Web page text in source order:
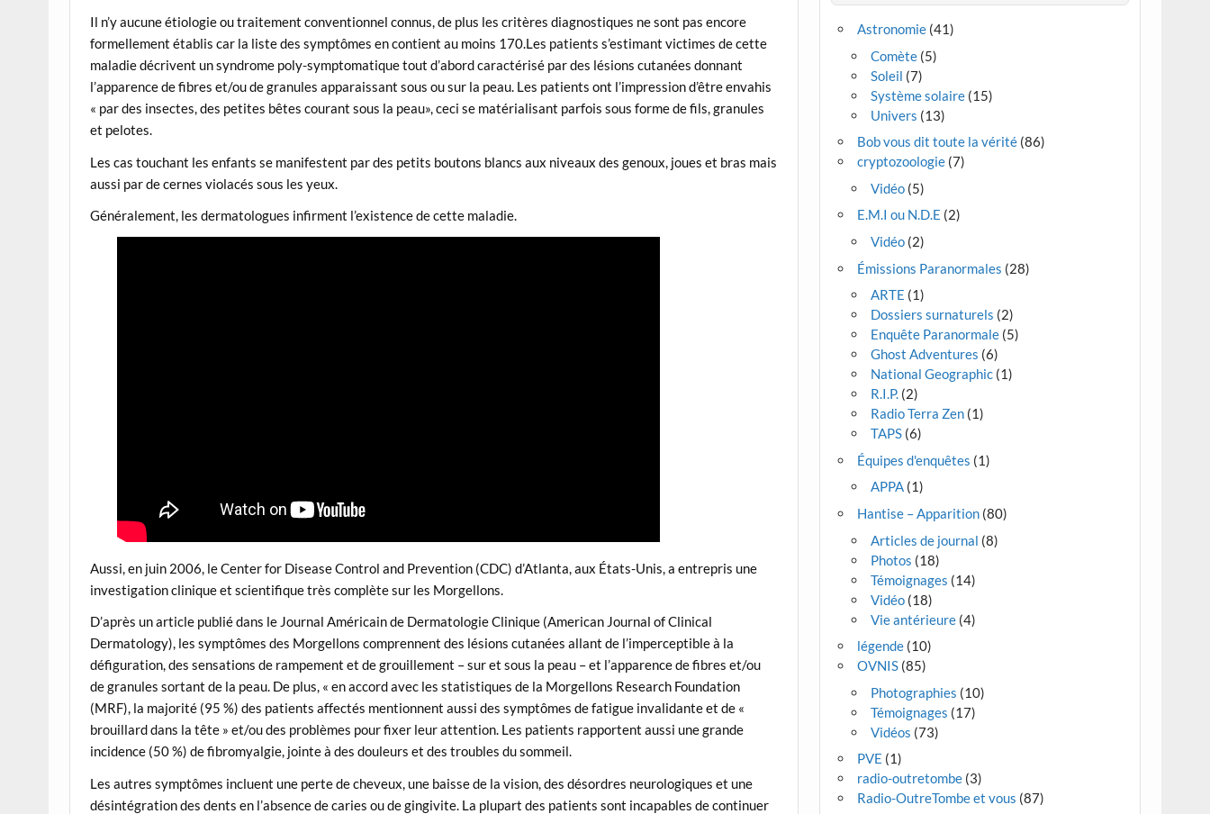
Il n’y aucune étiologie ou traitement conventionnel connus, de plus les critères diagnostiques ne sont pas encore
formellement établis car la liste des symptômes en contient au moins 170.Les patients s’estimant victimes de cette
maladie décrivent un syndrome poly-symptomatique tout d’abord caractérisé par des lésions cutanées donnant
l’apparence de fibres et/ou de granules apparaissant sous ou sur la peau. Les patients ont l’impression d’être envahis
« par des insectes, des petites bêtes courant sous la peau», ceci se matérialisant parfois sous forme de fils, granules
et pelotes.
Les cas touchant les enfants se manifestent par des petits boutons blancs aux niveaux des genoux, joues et bras mais
aussi par de cernes violacés sous les yeux.
Généralement, les dermatologues infirment l’existence de cette maladie.
Aussi, en juin 2006, le Center for Disease Control and Prevention (CDC) d’Atlanta, aux États-Unis, a entrepris une
investigation clinique et scientifique très complète sur les Morgellons.
D’après un article publié dans le Journal Américain de Dermatologie Clinique (American Journal of Clinical
Dermatology), les symptômes des Morgellons comprennent des lésions cutanées allant de l’imperceptible à la
défiguration, des sensations de rampement et de grouillement – sur et sous la peau – et l’apparence de fibres et/ou
de granules sortant de la peau. De plus, « en accord avec les statistiques de la Morgellons Research Foundation
(MRF), la majorité (95 %) des patients affectés mentionnent aussi des symptômes de fatigue invalidante et de «
brouillard dans la tête » et/ou des problèmes pour fixer leur attention. Les patients rapportent aussi une grande
incidence (50 %) de fibromyalgie, jointe à des douleurs et des troubles du sommeil.
Les autres symptômes incluent une perte de cheveux, une baisse de la vision, des désordres neurologiques et une
désintégration des dents en l’absence de caries ou de gingivite. La plupart des patients sont incapables de continuer
Astronomie (41)
Comète (5)
Soleil (7)
Système solaire (15)
Univers (13)
Bob vous dit toute la vérité (86)
cryptozoologie (7)
Vidéo (5)
E.M.I ou N.D.E (2)
Vidéo (2)
Émissions Paranormales (28)
ARTE (1)
Dossiers surnaturels (2)
Enquête Paranormale (5)
Ghost Adventures (6)
National Geographic (1)
R.I.P. (2)
Radio Terra Zen (1)
TAPS (6)
Équipes d'enquêtes (1)
APPA (1)
Hantise – Apparition (80)
Articles de journal (8)
Photos (18)
Témoignages (14)
Vidéo (18)
Vie antérieure (4)
légende (10)
OVNIS (85)
Photographies (10)
Témoignages (17)
Vidéos (73)
PVE (1)
radio-outretombe (3)
Radio-OutreTombe et vous (87)